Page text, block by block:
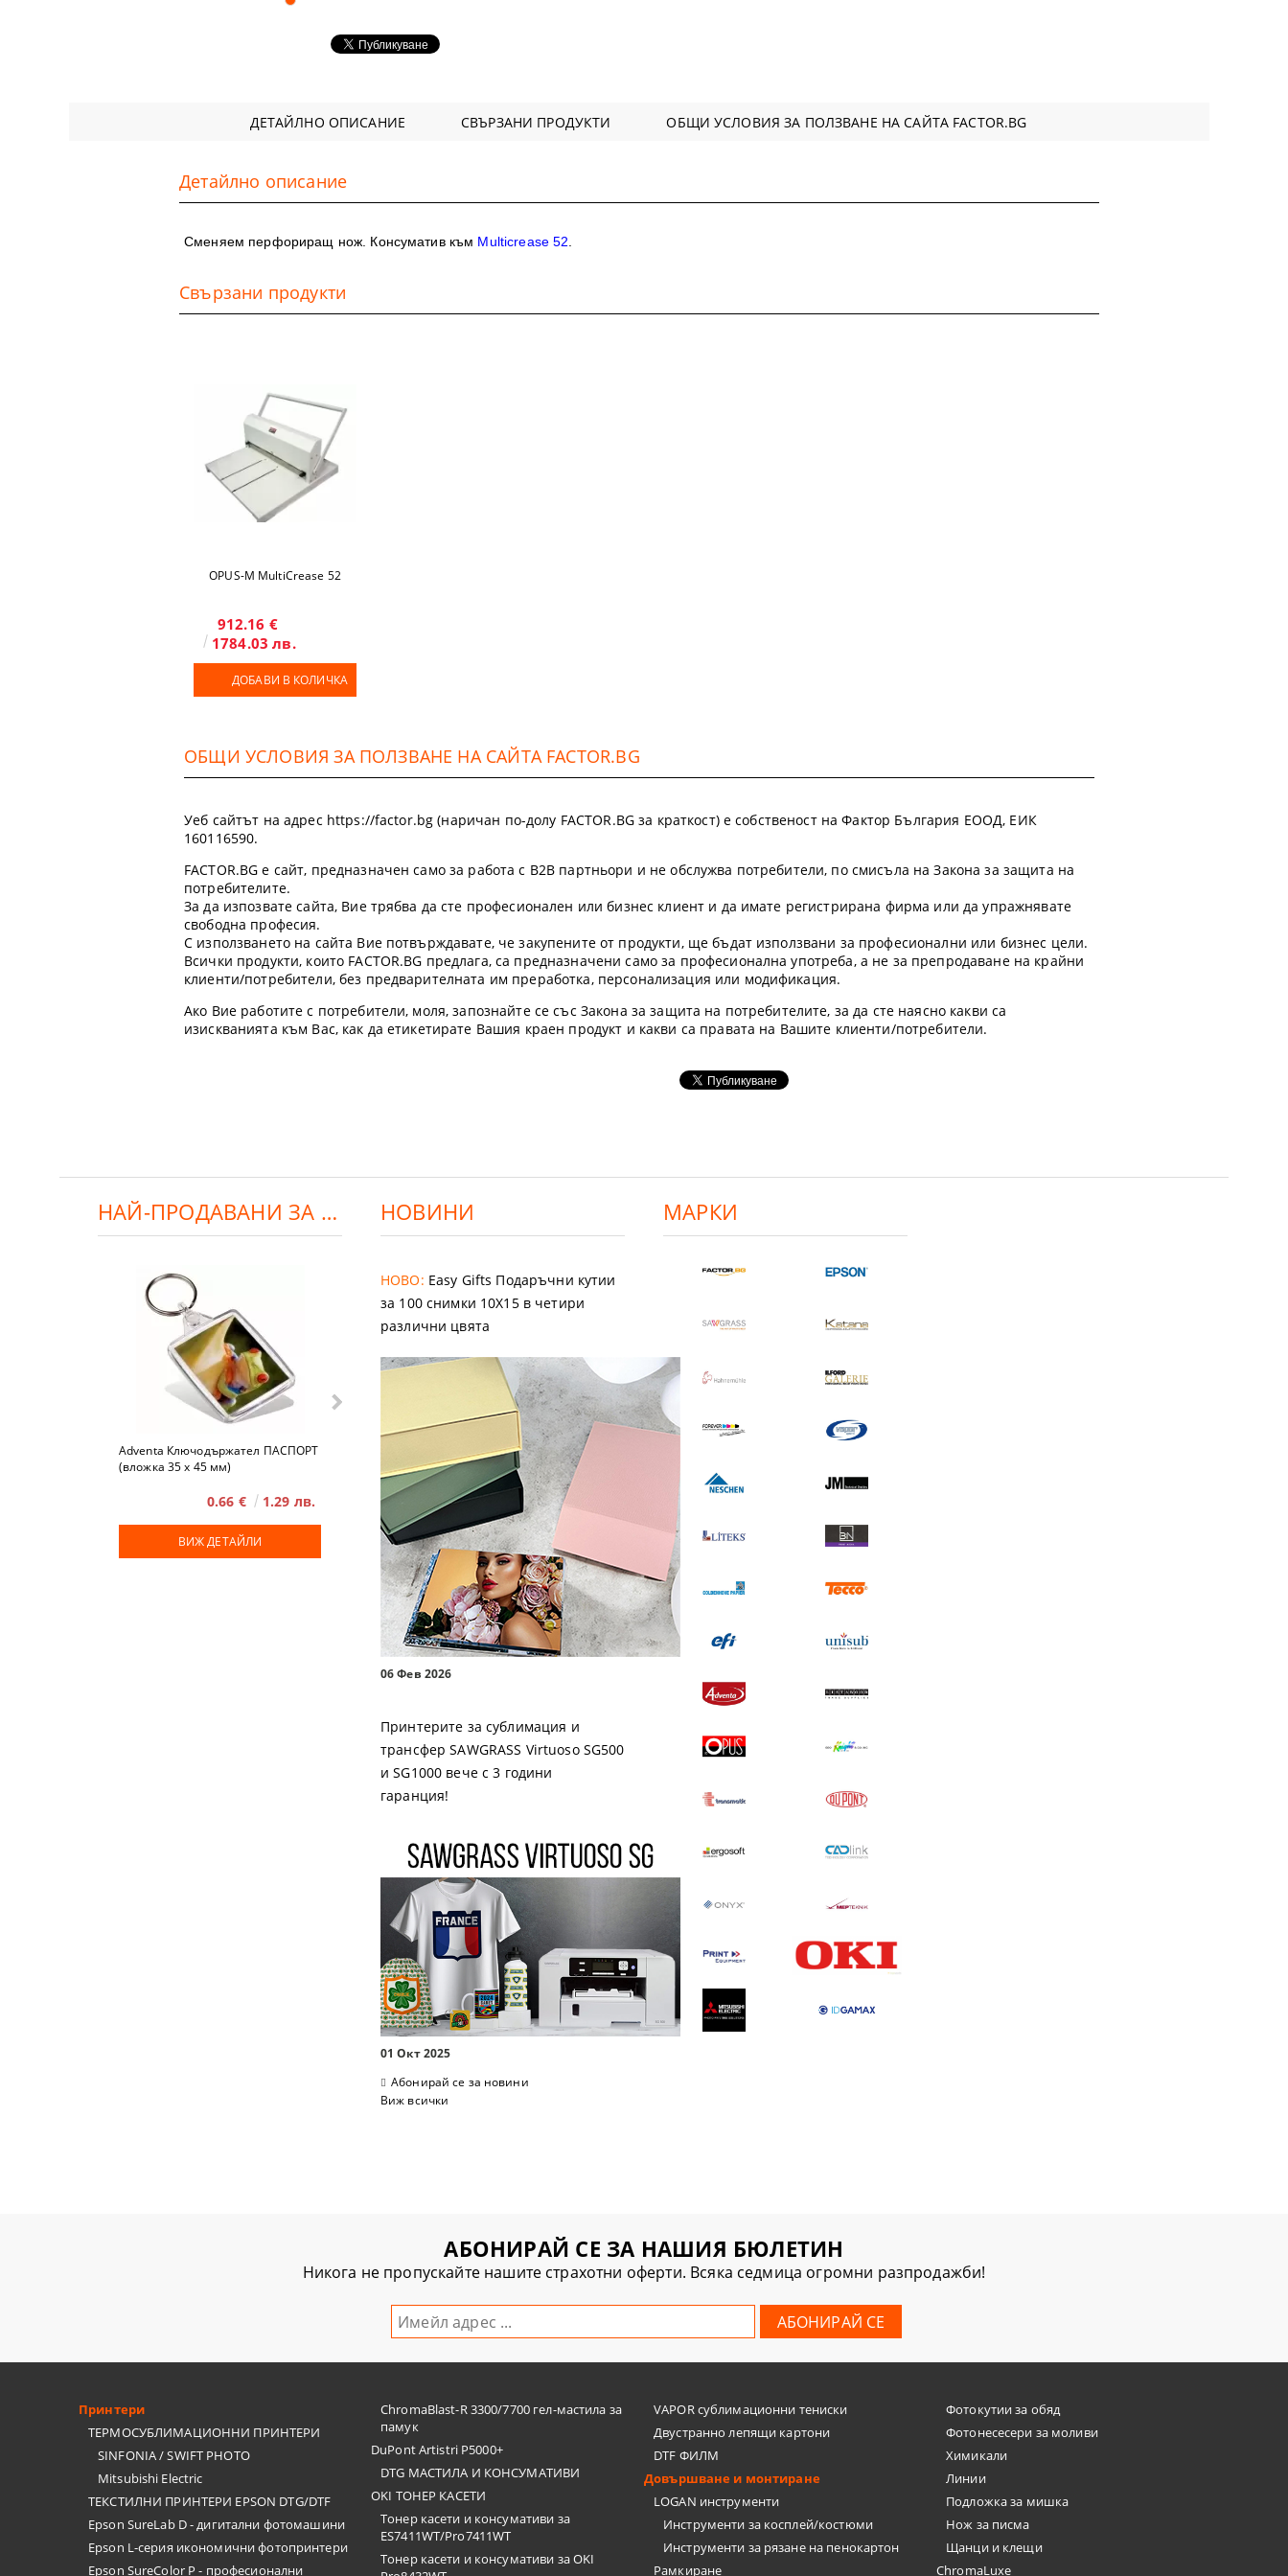
ДЕТАЙЛНО ОПИСАНИЕ СВЪРЗАНИ ПРОДУКТИ ОБЩИ УСЛОВИЯ ЗА ПОЛЗВАНЕ НА САЙТА FACTOR.BG
Детайлно описание
Сменяем перфориращ нож. Консуматив към Multicrease 52
Свързани продукти
OPUS-М MultiCrease 52
912.16 €
1784.03 лв.
ДОБАВИ В КОЛИЧКА
ОБЩИ УСЛОВИЯ ЗА ПОЛЗВАНЕ НА САЙТА FACTOR.BG
Уеб сайтът на адрес https://factor.bg (наричан по-долу FACTOR.BG за краткост) е собственост на Фактор България ЕООД, ЕИК
160116590.
FACTOR.BG е сайт, предназначен само за работа с B2B партньори и не обслужва потребители, по смисъла на Закона за защита на
потребителите.
За да изпозвате сайта, Вие трябва да сте професионален или бизнес клиент и да имате регистрирана фирма или да упражнявате
свободна професия.
С използването на сайта Вие потвърждавате, че закупените от продукти, ще бъдат използвани за професионални или бизнес цели.
Всички продукти, които FACTOR.BG предлага, са предназначени само за професионална употреба, а не за препродаване на крайни
клиенти/потребители, без предварителната им преработка, персонализация или модификация.
Ако Вие работите с потребители, моля, запознайте се със Закона за защита на потребителите, за да сте наясно какви са
изискванията към Вас, как да етикетирате Вашия краен продукт и какви са правата на Вашите клиенти/потребители.
НАЙ-ПРОДАВАНИ ЗА ДЕНЯ:
Adventa Ключодържател ПАСПОРТ
(вложка 35 x 45 мм)
0.66 € 1.29 лв.
ВИЖ ДЕТАЙЛИ
Adventa Магнит EASI
1.03 € 2.01 лв.
ВИЖ ДЕТАЙЛИ ВИЖ ДЕТАЙЛИ ВИЖ ДЕТАЙЛИ
НОВИНИ
НОВО: Easy Gifts Подаръчни кутии
за 100 снимки 10X15 в четири
различни цвята
06 Фев 2026
Принтерите за сублимация и
трансфер SAWGRASS Virtuoso SG500
и SG1000 вече с 3 години
гаранция!
01 Окт 2025
Абонирай се за новини
Виж всички
МАРКИ
АБОНИРАЙ СЕ ЗА НАШИЯ БЮЛЕТИН
Никога не пропускайте нашите страхотни оферти. Всяка седмица огромни разпродажби!
Принтери
ТЕРМОСУБЛИМАЦИОННИ ПРИНТЕРИ
SINFONIA / SWIFT PHOTO
Mitsubishi Electric
ТЕКСТИЛНИ ПРИНТЕРИ EPSON DTG/DTF
Epson SureLab D - дигитални фотомашини
Epson L-серия икономични фотопринтери
Epson SureColor P - професионални
ChromaBlast-R 3300/7700 гел-мастила за
памук
DuPont Artistri P5000+
DTG МАСТИЛА И КОНСУМАТИВИ
OKI ТОНЕР КАСЕТИ
Тонер касети и консумативи за
ES7411WT/Pro7411WT
Тонер касети и консумативи за OKI
VAPOR сублимационни тениски
Двустранно лепящи картони
DTF ФИЛМ
Довършване и монтиране
LOGAN инструменти
Инструменти за косплей/костюми
Инструменти за рязане на пенокартон
Рамкиране
Фотокутии за обяд
Фотонесесери за моливи
Химикали
Линии
Подложка за мишка
Нож за писма
Щанци и клещи
ChromaLuxe